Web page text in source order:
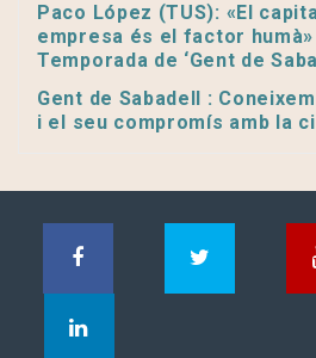
Paco López (TUS): «El
empresa és el factor humà»
Temporada de ‘Gent de
Gent de Sabadell :
i el seu compromís amb la